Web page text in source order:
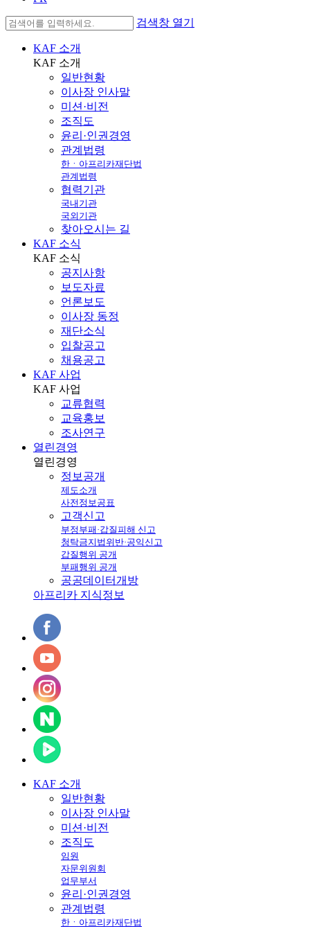
검색창 열기
KAF 소개
KAF 소개
일반현황
이사장 인사말
미션·비전
조직도
윤리·인권경영
관계법령
한ㆍ아프리카재단법
관계법령
협력기관
국내기관
국외기관
찾아오시는 길
KAF 소식
KAF 소식
공지사항
보도자료
언론보도
이사장 동정
재단소식
입찰공고
채용공고
KAF 사업
KAF 사업
교류협력
교육홍보
조사연구
열린경영
열린경영
정보공개
제도소개
사전정보공표
고객신고
부정부패·갑질피해 신고
청탁금지법위반·공익신고
갑질행위 공개
부패행위 공개
공공데이터개방
아프리카 지식정보
KAF 소개
일반현황
이사장 인사말
미션·비전
조직도
임원
자문위원회
업무부서
윤리·인권경영
관계법령
한ㆍ아프리카재단법